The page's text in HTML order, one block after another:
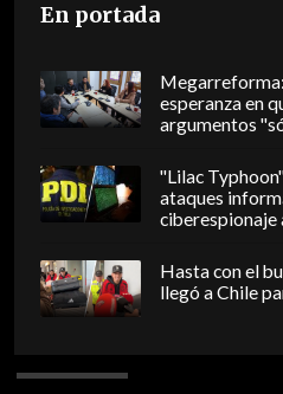
En portada
esperanza en
argumentos
"Lilac
ataques
ciberespionaje
Hasta con el
llegó a Chile